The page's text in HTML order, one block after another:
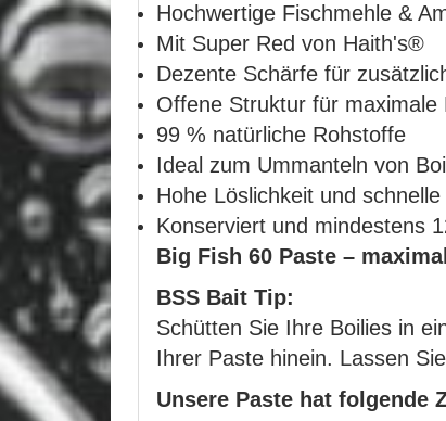
Hochwertige Fischmehle &
Mit Super Red von Haith's®
Dezente Schärfe für
Offene Struktur für
99 % natürliche Rohstoffe
Ideal zum Ummanteln von
Hohe Löslichkeit und
Konserviert und mindestens
Big Fish 60 Paste –
BSS Bait Tip:
Schütten Sie Ihre Boilies in
Ihrer Paste hinein. Lassen
Unsere Paste hat folgende